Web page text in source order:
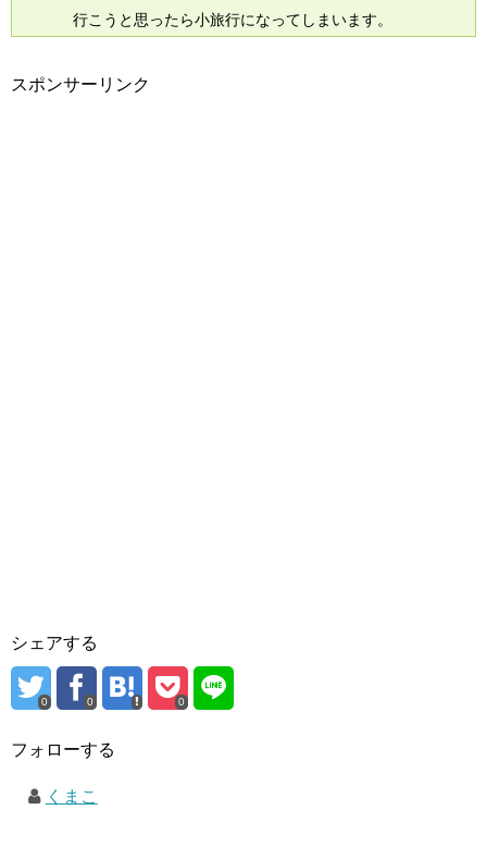
行こうと思ったら小旅行になってしまいます。
スポンサーリンク
シェアする
0 0 0
フォローする
くまこ